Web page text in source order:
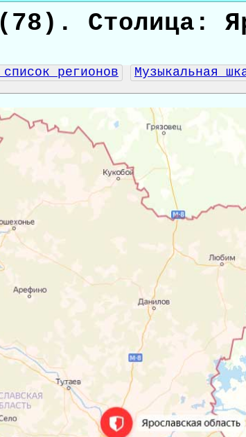
Столица:
регионов Музыкальная